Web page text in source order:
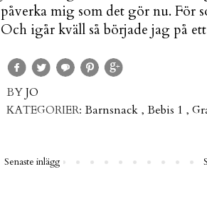
påverka mig som det gör nu. För
Och igår kväll så började jag på
BYJO
KATEGORIER: Barnsnack , Bebis 1 ,
Senaste inlägg